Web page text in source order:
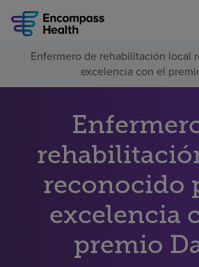
Encuentre una localidad
Por qué debe elegirnos
Servicios de rehabilitación
Pacientes y cuidadores
Recursos de salud
Enfermero de rehabilitación local
excelencia con el
reconocido
excelencia
premio